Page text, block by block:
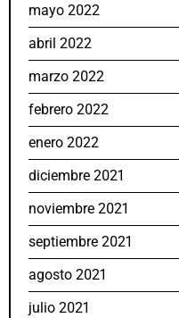
mayo 2022
abril 2022
marzo 2022
febrero 2022
enero 2022
diciembre 2021
noviembre 2021
septiembre 2021
agosto 2021
julio 2021